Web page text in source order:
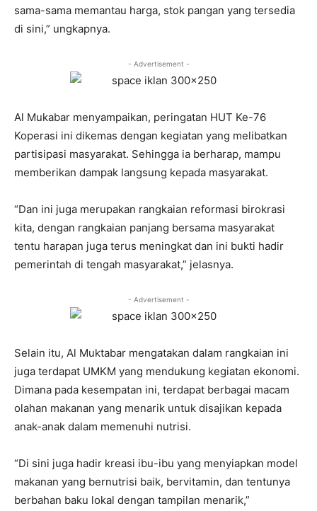
sama-sama memantau harga, stok pangan yang tersedia
di sini,” ungkapnya.
- Advertisement -
Al Mukabar menyampaikan, peringatan HUT Ke-76
Koperasi ini dikemas dengan kegiatan yang melibatkan
partisipasi masyarakat. Sehingga ia berharap, mampu
memberikan dampak langsung kepada masyarakat.
“Dan ini juga merupakan rangkaian reformasi birokrasi
kita, dengan rangkaian panjang bersama masyarakat
tentu harapan juga terus meningkat dan ini bukti hadir
pemerintah di tengah masyarakat,” jelasnya.
- Advertisement -
Selain itu, Al Muktabar mengatakan dalam rangkaian ini
juga terdapat UMKM yang mendukung kegiatan ekonomi.
Dimana pada kesempatan ini, terdapat berbagai macam
olahan makanan yang menarik untuk disajikan kepada
anak-anak dalam memenuhi nutrisi.
“Di sini juga hadir kreasi ibu-ibu yang menyiapkan model
makanan yang bernutrisi baik, bervitamin, dan tentunya
berbahan baku lokal dengan tampilan menarik,”